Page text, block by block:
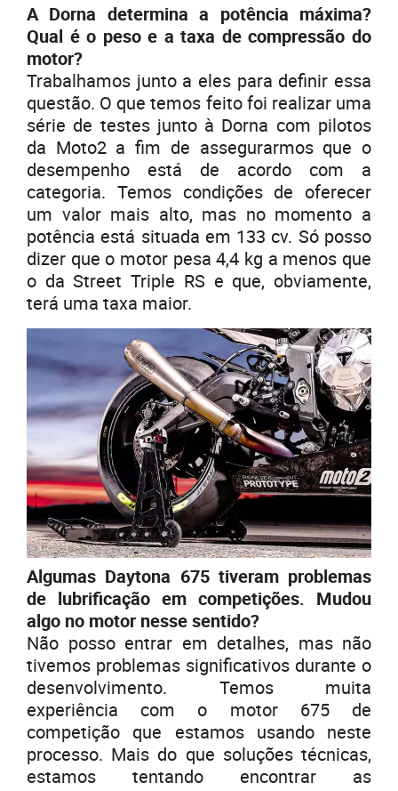
A Dorna determina a potência máxima?
Qual é o peso e a taxa de compressão do
motor?
Trabalhamos junto a eles para definir essa
questão. O que temos feito foi realizar uma
série de testes junto à Dorna com pilotos
da Moto2 a fim de assegurarmos que o
desempenho está de acordo com a
categoria. Temos condições de oferecer
um valor mais alto, mas no momento a
potência está situada em 133 cv. Só posso
dizer que o motor pesa 4,4 kg a menos que
o da Street Triple RS e que, obviamente,
terá uma taxa maior.
Algumas Daytona 675 tiveram problemas
de lubrificação em competições. Mudou
algo no motor nesse sentido?
Não posso entrar em detalhes, mas não
tivemos problemas significativos durante o
desenvolvimento. Temos muita
experiência com o motor 675 de
competição que estamos usando neste
processo. Mais do que soluções técnicas,
estamos tentando encontrar as